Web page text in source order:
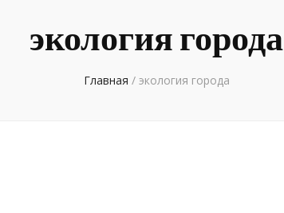
экология города
Главная / экология города